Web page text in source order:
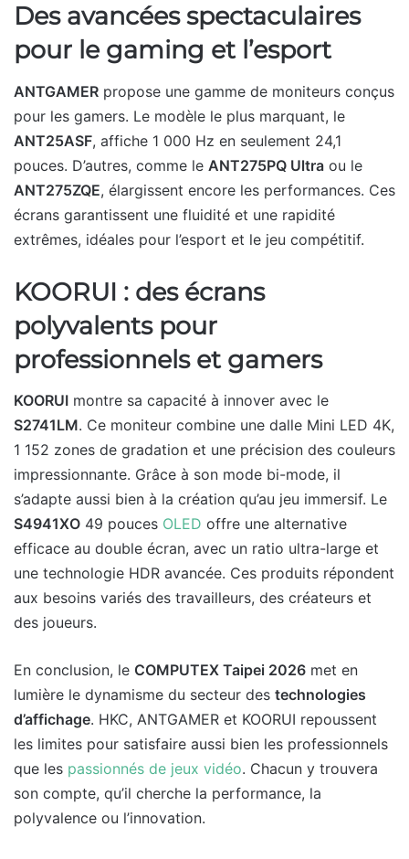
Des avancées spectaculaires
pour le gaming et l’esport
ANTGAMER propose une gamme de moniteurs conçus
pour les gamers. Le modèle le plus marquant, le
ANT25ASF, affiche 1 000 Hz en seulement 24,1
pouces. D’autres, comme le ANT275PQ Ultra ou le
ANT275ZQE, élargissent encore les performances. Ces
écrans garantissent une fluidité et une rapidité
extrêmes, idéales pour l’esport et le jeu compétitif.
KOORUI : des écrans
polyvalents pour
professionnels et gamers
KOORUI montre sa capacité à innover avec le
S2741LM. Ce moniteur combine une dalle Mini LED 4K,
1 152 zones de gradation et une précision des couleurs
impressionnante. Grâce à son mode bi-mode, il
s’adapte aussi bien à la création qu’au jeu immersif. Le
S4941XO 49 pouces OLED offre une alternative
efficace au double écran, avec un ratio ultra-large et
une technologie HDR avancée. Ces produits répondent
aux besoins variés des travailleurs, des créateurs et
des joueurs.
En conclusion, le COMPUTEX Taipei 2026 met en
lumière le dynamisme du secteur des technologies
d’affichage. HKC, ANTGAMER et KOORUI repoussent
les limites pour satisfaire aussi bien les professionnels
que les passionnés de jeux vidéo. Chacun y trouvera
son compte, qu’il cherche la performance, la
polyvalence ou l’innovation.